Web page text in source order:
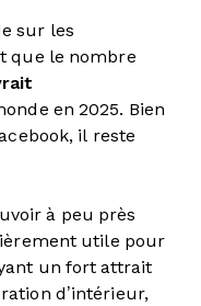
sur les
que le nombre
en 2025. Bien
il reste
à peu près
utile pour
un fort attrait
d’intérieur,